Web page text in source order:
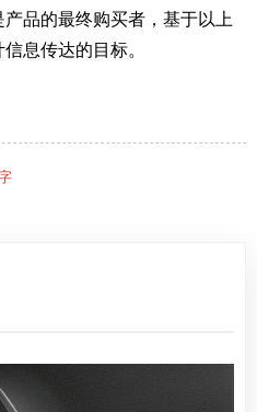
品的最终购买者，基于以上
息传达的目标。